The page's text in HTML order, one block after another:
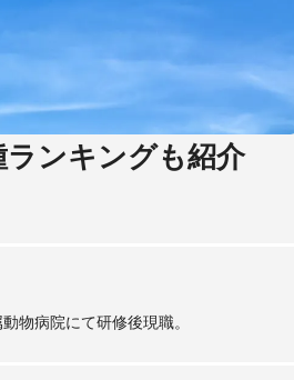
ンキングも紹介
物病院にて研修後現職。